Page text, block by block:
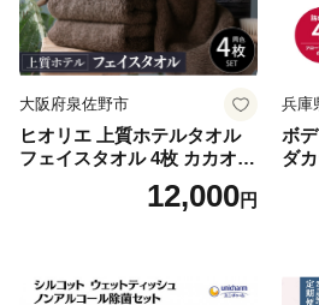
イ
-1]
大阪府泉佐野市
ヒオリエ 上質ホテルタオル
フェイスタオル 4枚 カカオ
【タオル 泉州タオル 吸水 普
段使い 無地 シンプル 日用品
12,000円
兵庫
ボ
ダ
ボ
泡